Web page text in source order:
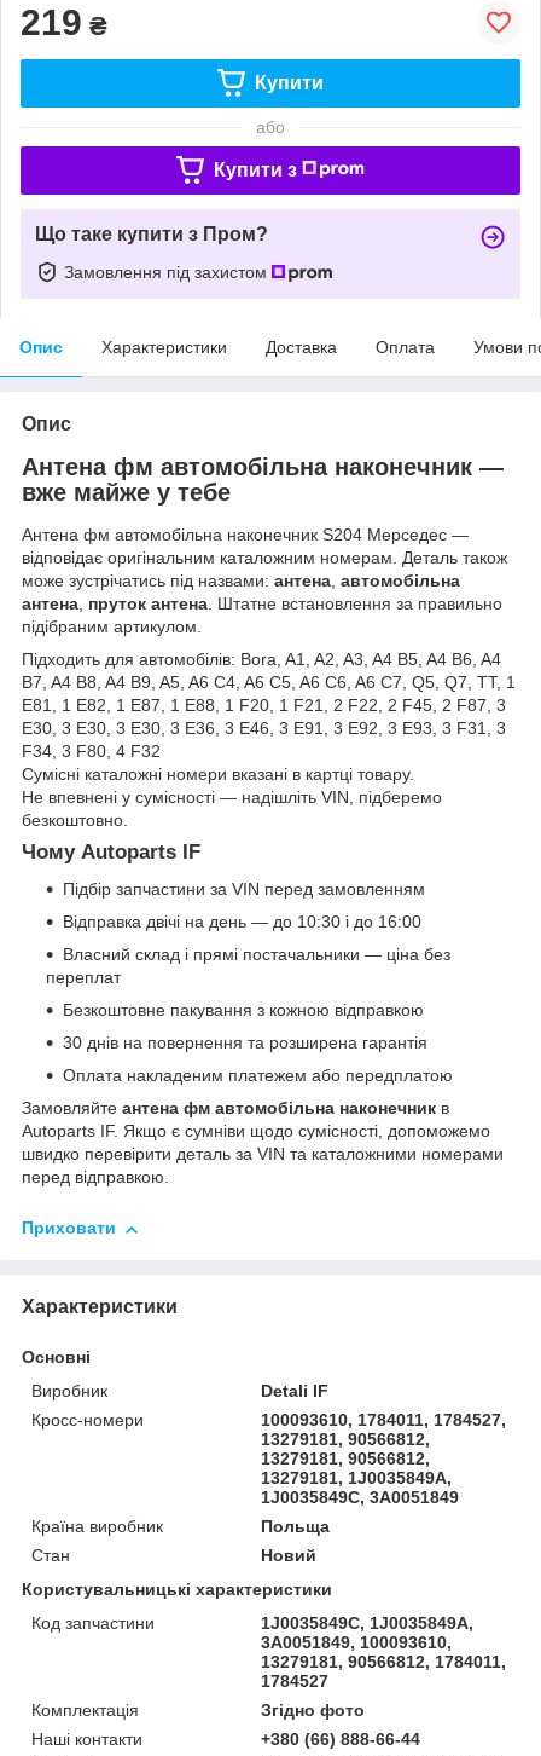
219 ₴
Купити
або
Купити з
Що таке купити з Пром?
Замовлення під захистом
Опис Характеристики Доставка Оплата Умови
Опис
Антена фм автомобільна наконечник —
вже майже у тебе
Антена фм автомобільна наконечник S204 Мерседес —
відповідає оригінальним каталожним номерам. Деталь також
може зустрічатись під назвами: антена, автомобільна
антена, пруток антена. Штатне встановлення за правильно
підібраним артикулом.
Підходить для автомобілів: Bora, A1, A2, A3, A4 B5, A4 B6, A4
B7, A4 B8, A4 B9, A5, A6 C4, A6 C5, A6 C6, A6 C7, Q5, Q7, TT, 1
E81, 1 E82, 1 E87, 1 E88, 1 F20, 1 F21, 2 F22, 2 F45, 2 F87, 3
E30, 3 E30, 3 E30, 3 E36, 3 E46, 3 E91, 3 E92, 3 E93, 3 F31, 3
F34, 3 F80, 4 F32
Сумісні каталожні номери вказані в картці товару.
Не впевнені у сумісності — надішліть VIN, підберемо
безкоштовно.
Чому Autoparts IF
Підбір запчастини за VIN перед замовленням
Відправка двічі на день — до 10:30 і до 16:00
Власний склад і прямі постачальники — ціна без
переплат
Безкоштовне пакування з кожною відправкою
30 днів на повернення та розширена гарантія
Оплата накладеним платежем або передплатою
Замовляйте антена фм автомобільна наконечник в
Autoparts IF. Якщо є сумніви щодо сумісності, допоможемо
швидко перевірити деталь за VIN та каталожними номерами
перед відправкою.
Приховати
Характеристики
Основні
Виробник
Detali IF
Кросс-номери
100093610, 1784011, 1784527,
13279181, 90566812,
13279181, 90566812,
13279181, 1J0035849A,
1J0035849C, 3A0051849
Країна виробник
Польща
Стан
Новий
Користувальницькі характеристики
Код запчастини
1J0035849C, 1J0035849A,
3A0051849, 100093610,
13279181, 90566812, 1784011,
1784527
Комплектація
Згідно фото
Наші контакти
+380 (66) 888-66-44